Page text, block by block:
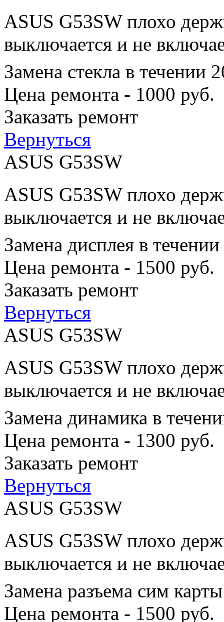
ASUS G53SW плохо
выключается и не
Замена стекла в течении
Цена ремонта - 1000 руб.
Заказать ремонт
Вернуться
ASUS G53SW
ASUS G53SW плохо
выключается и не
Замена дисплея в
Цена ремонта - 1500 руб.
Заказать ремонт
Вернуться
ASUS G53SW
ASUS G53SW плохо
выключается и не
Замена динамика в
Цена ремонта - 1300 руб.
Заказать ремонт
Вернуться
ASUS G53SW
ASUS G53SW плохо
выключается и не
Замена разъема сим
Цена ремонта - 1500 руб.